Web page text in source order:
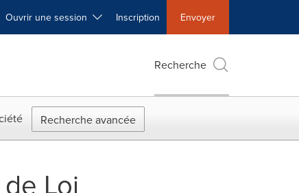
Ouvrir une session Inscription Envoyer
Recherche
Recherche avancée
Loi